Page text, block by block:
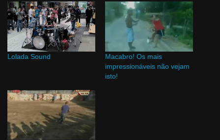
Lolada Sound
Macabro! Os mais
impressionáveis não vejam
isto!